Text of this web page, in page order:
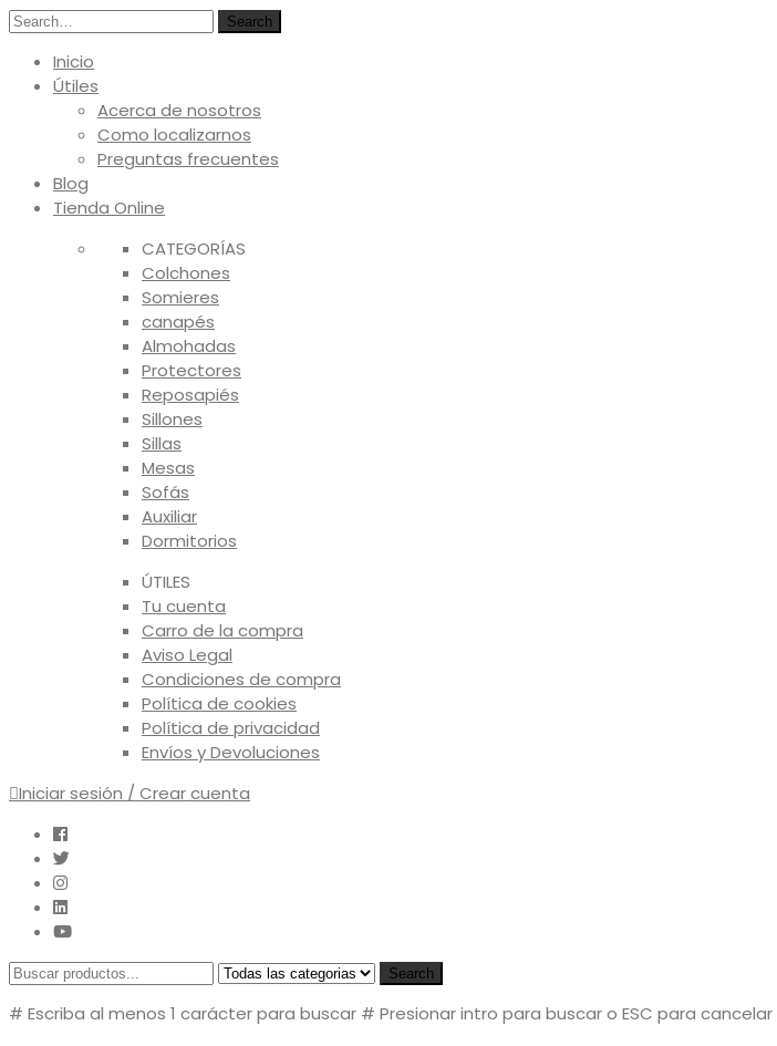
Search
Inicio
Útiles
Acerca de nosotros
Como localizarnos
Preguntas frecuentes
Blog
Tienda Online
CATEGORÍAS
Colchones
Somieres
canapés
Almohadas
Protectores
Reposapiés
Sillones
Sillas
Mesas
Sofás
Auxiliar
Dormitorios
ÚTILES
Tu cuenta
Carro de la compra
Aviso Legal
Condiciones de compra
Política de cookies
Política de privacidad
Envíos y Devoluciones
Iniciar sesión / Crear cuenta
Search
# Escriba al menos 1 carácter para buscar # Presionar intro para buscar o ESC para cancelar